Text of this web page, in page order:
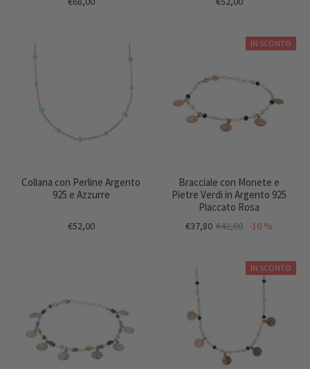
Collana con Perline Argento
925 e Azzurre
€52,00
IN SCONTO
Bracciale con Monete e
Pietre Verdi in Argento 925
Placcato Rosa
€37,80 €42,00 -10 %
IN SCONTO